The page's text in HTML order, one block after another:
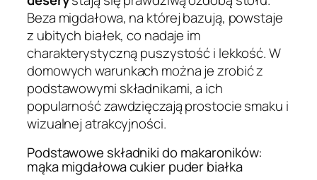
Beza migdałowa, na której bazują, powstaje
z ubitych białek, co nadaje im
charakterystyczną puszystość i lekkość. W
domowych warunkach można je zrobić z
podstawowymi składnikami, a ich
popularność zawdzięczają prostocie smaku i
wizualnej atrakcyjności.
Podstawowe składniki do makaroników:
mąka migdałowa cukier puder białka